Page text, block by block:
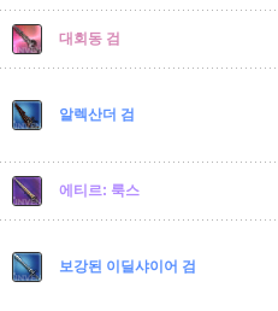
대회동 검
알렉산더 검
에티르: 룩스
보강된 이딜샤이어 검